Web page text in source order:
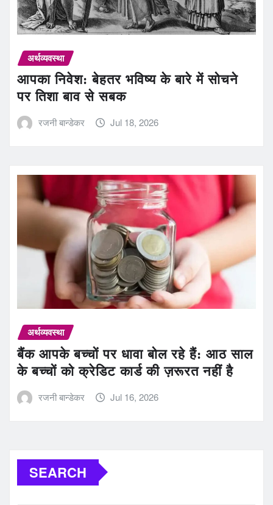
अर्थव्यवस्था
आपका निवेश: बेहतर भविष्य के बारे में सोचने
पर तिशा बाव से सबक
रजनी बान्डेकर Jul 18, 2026
अर्थव्यवस्था
बैंक आपके बच्चों पर धावा बोल रहे हैं: आठ साल
के बच्चों को क्रेडिट कार्ड की ज़रूरत नहीं है
रजनी बान्डेकर Jul 16, 2026
SEARCH